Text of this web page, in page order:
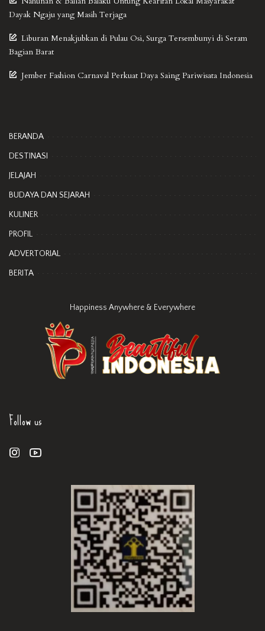
Dayak Ngaju yang Masih Terjaga
Liburan Menakjubkan di Pulau Osi, Surga Tersembunyi di Seram
Bagian Barat
Jember Fashion Carnaval Perkuat Daya Saing Pariwisata Indonesia
BERANDA
DESTINASI
JELAJAH
BUDAYA DAN SEJARAH
KULINER
PROFIL
ADVERTORIAL
BERITA
Happiness Anywhere & Everywhere
Follow us